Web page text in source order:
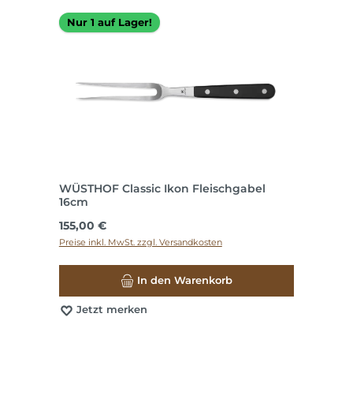
Nur 1 auf Lager!
WÜSTHOF Classic Ikon Fleischgabel
16cm
Regulärer Preis:
155,00 €
Preise inkl. MwSt. zzgl. Versandkosten
In den Warenkorb
Jetzt merken